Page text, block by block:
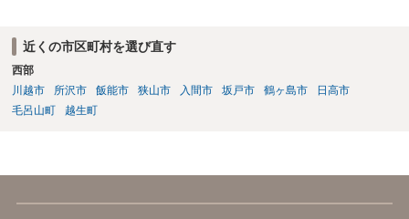
近くの市区町村を選び直す
西部
川越市
所沢市 飯能市 狭山市 入間市 坂戸市 鶴ヶ島市
日高市
毛呂山町
越生町